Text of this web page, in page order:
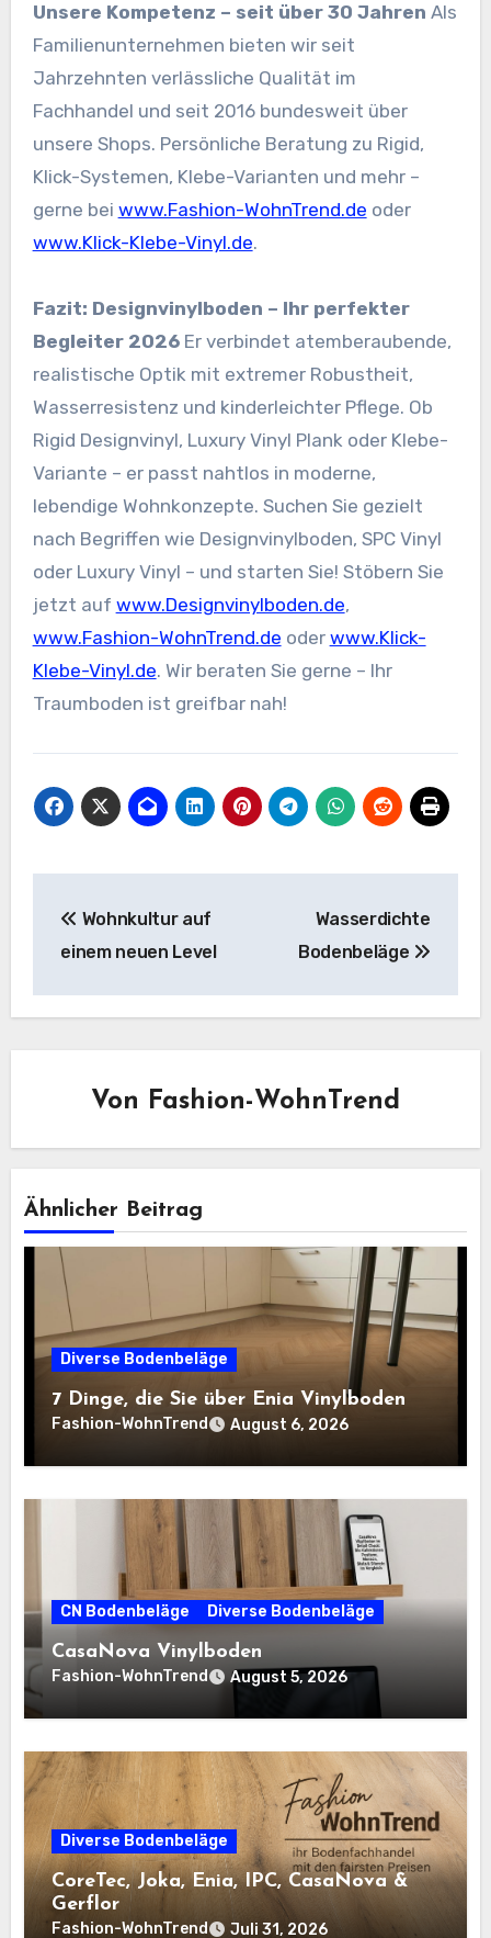
Unsere Kompetenz – seit über 30 Jahren Als
Familienunternehmen bieten wir seit
Jahrzehnten verlässliche Qualität im
Fachhandel und seit 2016 bundesweit über
unsere Shops. Persönliche Beratung zu Rigid,
Klick-Systemen, Klebe-Varianten und mehr –
gerne bei www.Fashion-WohnTrend.de oder
www.Klick-Klebe-Vinyl.de.
Fazit: Designvinylboden – Ihr perfekter
Begleiter 2026Er verbindet atemberaubende,
realistische Optik mit extremer Robustheit,
Wasserresistenz und kinderleichter Pflege. Ob
Rigid Designvinyl, Luxury Vinyl Plank oder Klebe-
Variante – er passt nahtlos in moderne,
lebendige Wohnkonzepte. Suchen Sie gezielt
nach Begriffen wie Designvinylboden, SPC Vinyl
oder Luxury Vinyl – und starten Sie! Stöbern Sie
jetzt auf www.Designvinylboden.de,
www.Fashion-WohnTrend.de oder www.Klick-
Klebe-Vinyl.de. Wir beraten Sie gerne – Ihr
Traumboden ist greifbar nah!
Wohnkultur auf
einem neuen Level
Wasserdichte
Bodenbeläge
Von Fashion-WohnTrend
Ähnlicher Beitrag
Diverse Bodenbeläge
7 Dinge, die Sie über Enia Vinylboden
Fashion-WohnTrend August 6, 2026
CN Bodenbeläge Diverse Bodenbeläge
CasaNova Vinylboden
Fashion-WohnTrend August 5, 2026
Diverse Bodenbeläge
CoreTec, Joka, Enia, IPC, CasaNova &
Gerflor
Fashion-WohnTrend Juli 31, 2026